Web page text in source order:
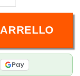
Pay